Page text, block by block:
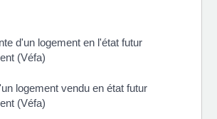
d'un logement en l'état futur
(Véfa)
logement vendu en état futur
(Véfa)